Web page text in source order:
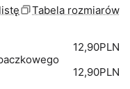
Tabela rozmiarów
12,90PLN
12,90PLN